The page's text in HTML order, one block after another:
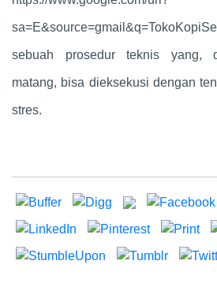
sebuah prosedur teknis yang,
matang, bisa dieksekusi dengan
stres.